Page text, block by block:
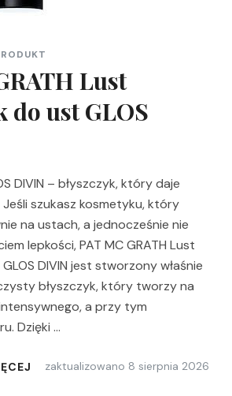
Lust
do ust GLOS
DIVIN – błyszczyk, który daje
szukasz kosmetyku, który
na ustach, a jednocześnie nie
lepkości, PAT MC GRATH Lust
DIVIN jest stworzony właśnie
błyszczyk, który tworzy na
a przy tym
Dzięki …
zaktualizowano 8 sierpnia 2026